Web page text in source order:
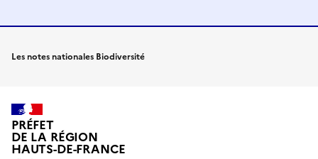
Les notes nationales Biodiversité
PRÉFET
DE LA RÉGION
HAUTS-DE-FRANCE